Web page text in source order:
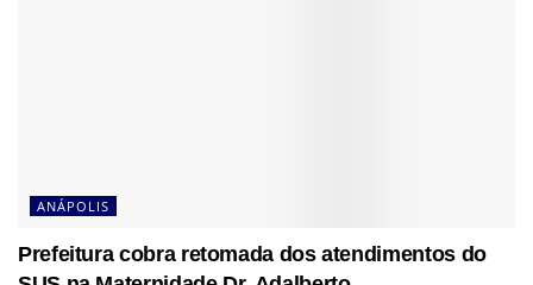
ANÁPOLIS
Prefeitura cobra retomada dos atendimentos do